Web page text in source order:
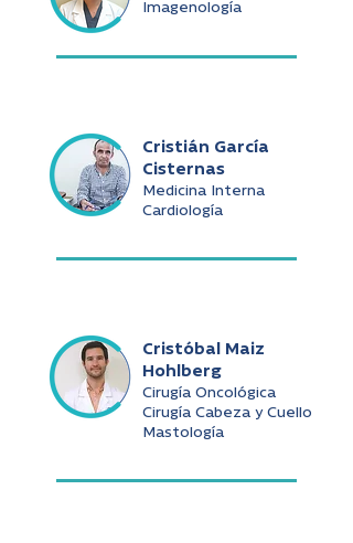
Imagenología
Cristián García
Cisternas
Medicina Interna
Cardiología
Cristóbal Maiz
Hohlberg
Cirugía Oncológica
Cirugía Cabeza y Cuello
Mastología